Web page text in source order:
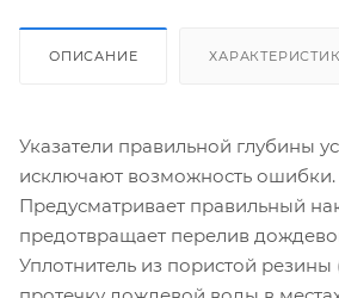
ОПИСАНИЕ
Указатели правильной глубины
исключают возможность ошибки.
Предусматривает правильный
предотвращает перелив
Уплотнитель из пористой резины